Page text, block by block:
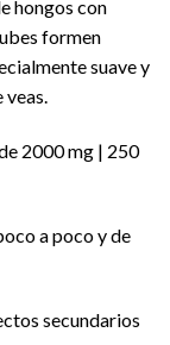
hongos con
formen
suave y
veas.
2000 mg | 250
a poco y de
secundarios